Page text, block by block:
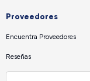
Proveedores
Encuentra Proveedores
Reseñas